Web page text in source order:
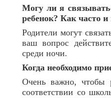
Могу ли я
ребенок? Как часто и
Родители могут
ваш вопрос
среди ночи.
Когда необходимо
Очень важно, чтобы
соответствии со